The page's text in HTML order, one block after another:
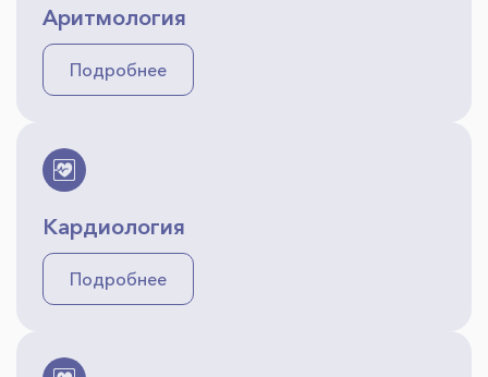
Аритмология
Подробнее
Кардиология
Подробнее